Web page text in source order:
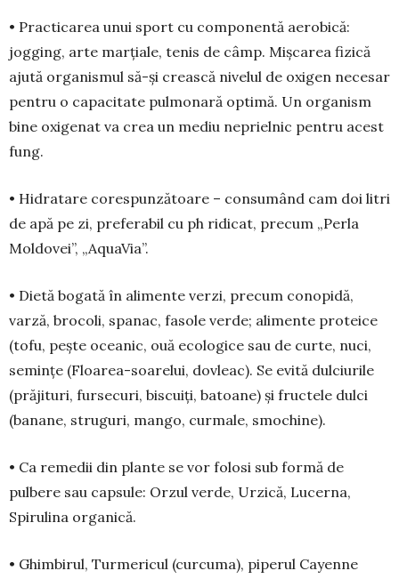
• Practicarea unui sport cu componentă aero­bică:
jogging, arte marțiale, tenis de câmp. Miș­carea fizică
ajută organismul să-și crească nivelul de oxigen necesar
pentru o capacitate pulmonară optimă. Un organism
bine oxigenat va crea un me­diu neprielnic pentru acest
fung.
• Hidratare corespunzătoare – consumând cam doi litri
de apă pe zi, preferabil cu ph ridicat, precum „Perla
Moldovei”, „AquaVia”.
• Dietă bogată în alimente verzi, precum co­no­pidă,
varză, brocoli, spanac, fasole verde; ali­men­te proteice
(tofu, pește oceanic, ouă ecologice sau de curte, nuci,
semințe (Floarea-soarelui, do­vleac). Se evită dulciurile
(prăjituri, fursecuri, bis­cuiți, batoane) și fructele dulci
(banane, struguri, mango, curmale, smochine).
• Ca remedii din plante se vor folosi sub formă de
pulbere sau capsule: Orzul verde, Urzică, Lucerna,
Spirulina organică.
• Ghimbirul, Turmericul (cur­cuma), piperul Cayenne